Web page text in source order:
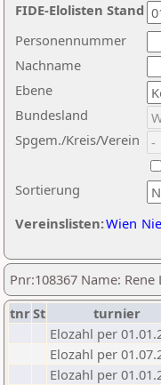
Nachname
Ebene
Sortierung
Personennummer
Bundesland
Spgem./Kreis/Verein
Vereinslisten:Wien
FIDE-Elolisten Stand
Pnr:108367 Name: Rene
tnrSt turnier
Elozahl per
Elozahl per
Elozahl per